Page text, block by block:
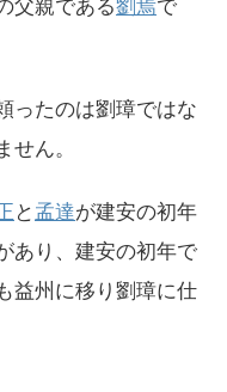
父親である劉焉で
ったのは劉璋ではな
せん。
と 孟達が建安の初年
あり、建安の初年で
益州に移り劉璋に仕